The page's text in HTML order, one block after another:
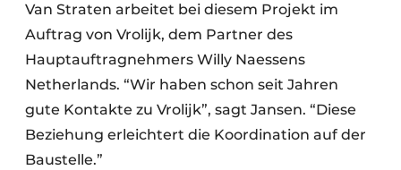
Van Straten arbeitet bei diesem Projekt im
Auftrag von Vrolijk, dem Partner des
Hauptauftragnehmers Willy Naessens
Netherlands. “Wir haben schon seit Jahren
gute Kontakte zu Vrolijk”, sagt Jansen. “Diese
Beziehung erleichtert die Koordination auf der
Baustelle.”